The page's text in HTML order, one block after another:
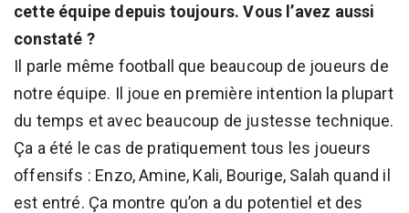
cette équipe depuis toujours. Vous l’avez aussi
constaté ?
Il parle même football que beaucoup de joueurs de
notre équipe. Il joue en première intention la plupart
du temps et avec beaucoup de justesse technique.
Ça a été le cas de pratiquement tous les joueurs
offensifs : Enzo, Amine, Kali, Bourige, Salah quand il
est entré. Ça montre qu’on a du potentiel et des